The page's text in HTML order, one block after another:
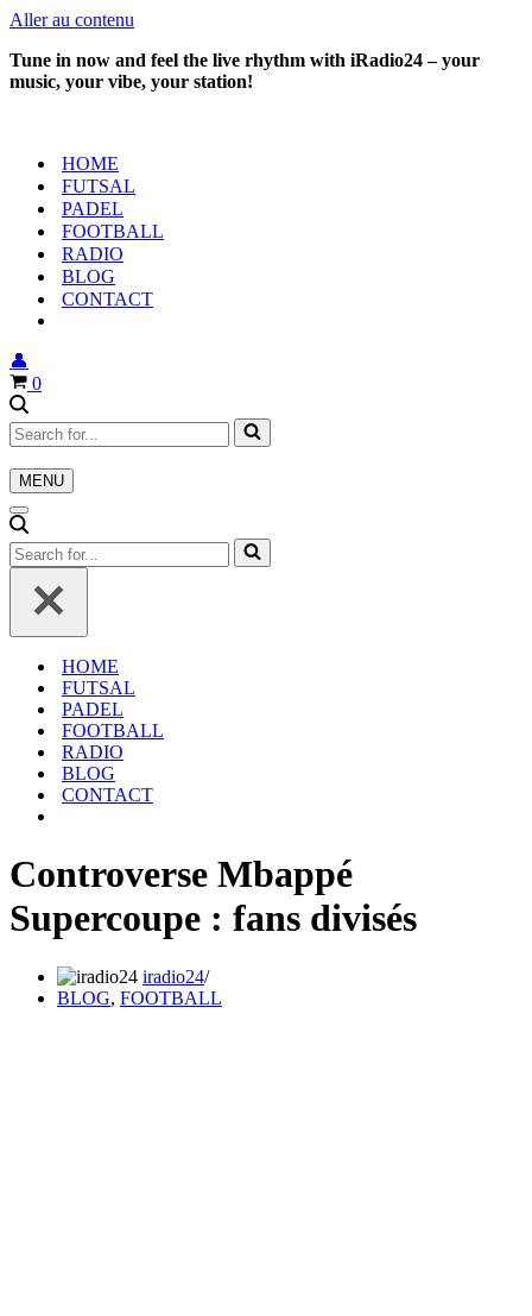
Aller au contenu
Tune in now and feel the live rhythm with iRadio24 – your
music, your vibe, your station!
HOME
FUTSAL
PADEL
FOOTBALL
RADIO
BLOG
CONTACT
👤
Panier
0
Rechercher...
MENU
Menu
Menu
de
navigation
Rechercher...
HOME
FUTSAL
PADEL
FOOTBALL
RADIO
BLOG
CONTACT
Controverse Mbappé
Supercoupe : fans divisés
iradio24
BLOG, FOOTBALL